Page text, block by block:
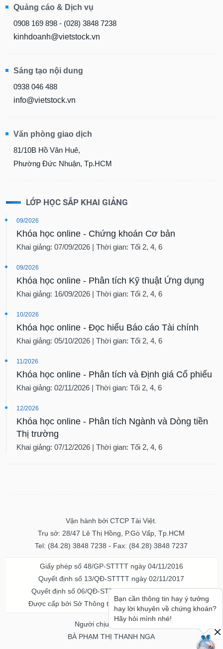
Quảng cáo & Dịch vụ
0908 169 898 - (028) 3848 7238
kinhdoanh@vietstock.vn
Sáng tạo nội dung
0938 046 488
info@vietstock.vn
Văn phòng giao dịch
81/10B Hồ Văn Huê,
Phường Đức Nhuận, Tp.HCM
LỚP HỌC SẮP KHAI GIẢNG
09/2026
Khóa học online - Chứng khoán Cơ bản
Khai giảng: 07/09/2026 | Thời gian: Tối 2, 4, 6
09/2026
Khóa học online - Phân tích Kỹ thuật Ứng dụng
Khai giảng: 16/09/2026 | Thời gian: Tối 2, 4, 6
10/2026
Khóa học online - Đọc hiểu Báo cáo Tài chính
Khai giảng: 05/10/2026 | Thời gian: Tối 2, 4, 6
11/2026
Khóa học online - Phân tích và Định giá Cổ phiếu
Khai giảng: 02/11/2026 | Thời gian: Tối 2, 4, 6
12/2026
Khóa học online - Phân tích Ngành và Dòng tiền
Thị trường
Khai giảng: 07/12/2026 | Thời gian: Tối 2, 4, 6
Vận hành bởi CTCP Tài Việt.
Trụ sở: 28/47 Lê Thị Hồng, P.Gò Vấp, Tp.HCM
Tel: (84.28) 3848 7238 - Fax: (84.28) 3848 7237
Giấy phép số 48/GP-STTTT ngày 04/11/2016
Quyết định số 13/QĐ-STTTT ngày 02/11/2017
Quyết định số 06/QĐ-STTTT-ICP ngày 20/07/2023
Được cấp bởi Sở Thông tin và Truyền thông TPHCM
Người chịu trách nhiệm
BÀ PHẠM THỊ THANH NGA
Bạn cần thông tin hay ý tưởng
hay lời khuyên về chứng khoán?
Hãy hỏi mình nhé!